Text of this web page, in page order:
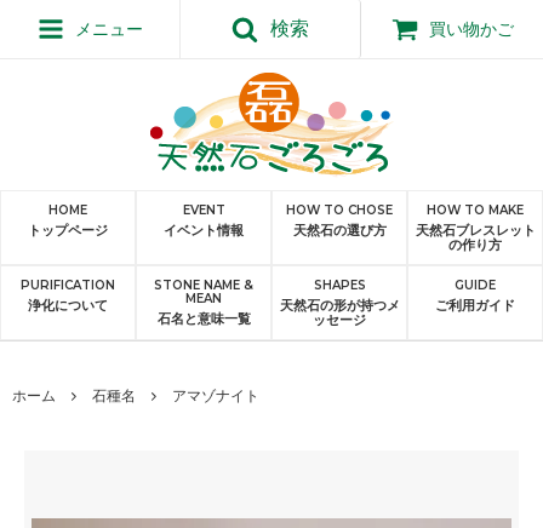
メニュー 検索 買い物かご
HOME
トップページ
EVENT
イベント情報
HOW TO CHOSE
天然石の選び方
HOW TO MAKE
天然石ブレスレット
の作り方
PURIFICATION
浄化について
STONE NAME &
MEAN
石名と意味一覧
SHAPES
天然石の形が持つメ
ッセージ
GUIDE
ご利用ガイド
ホーム 石種名 アマゾナイト